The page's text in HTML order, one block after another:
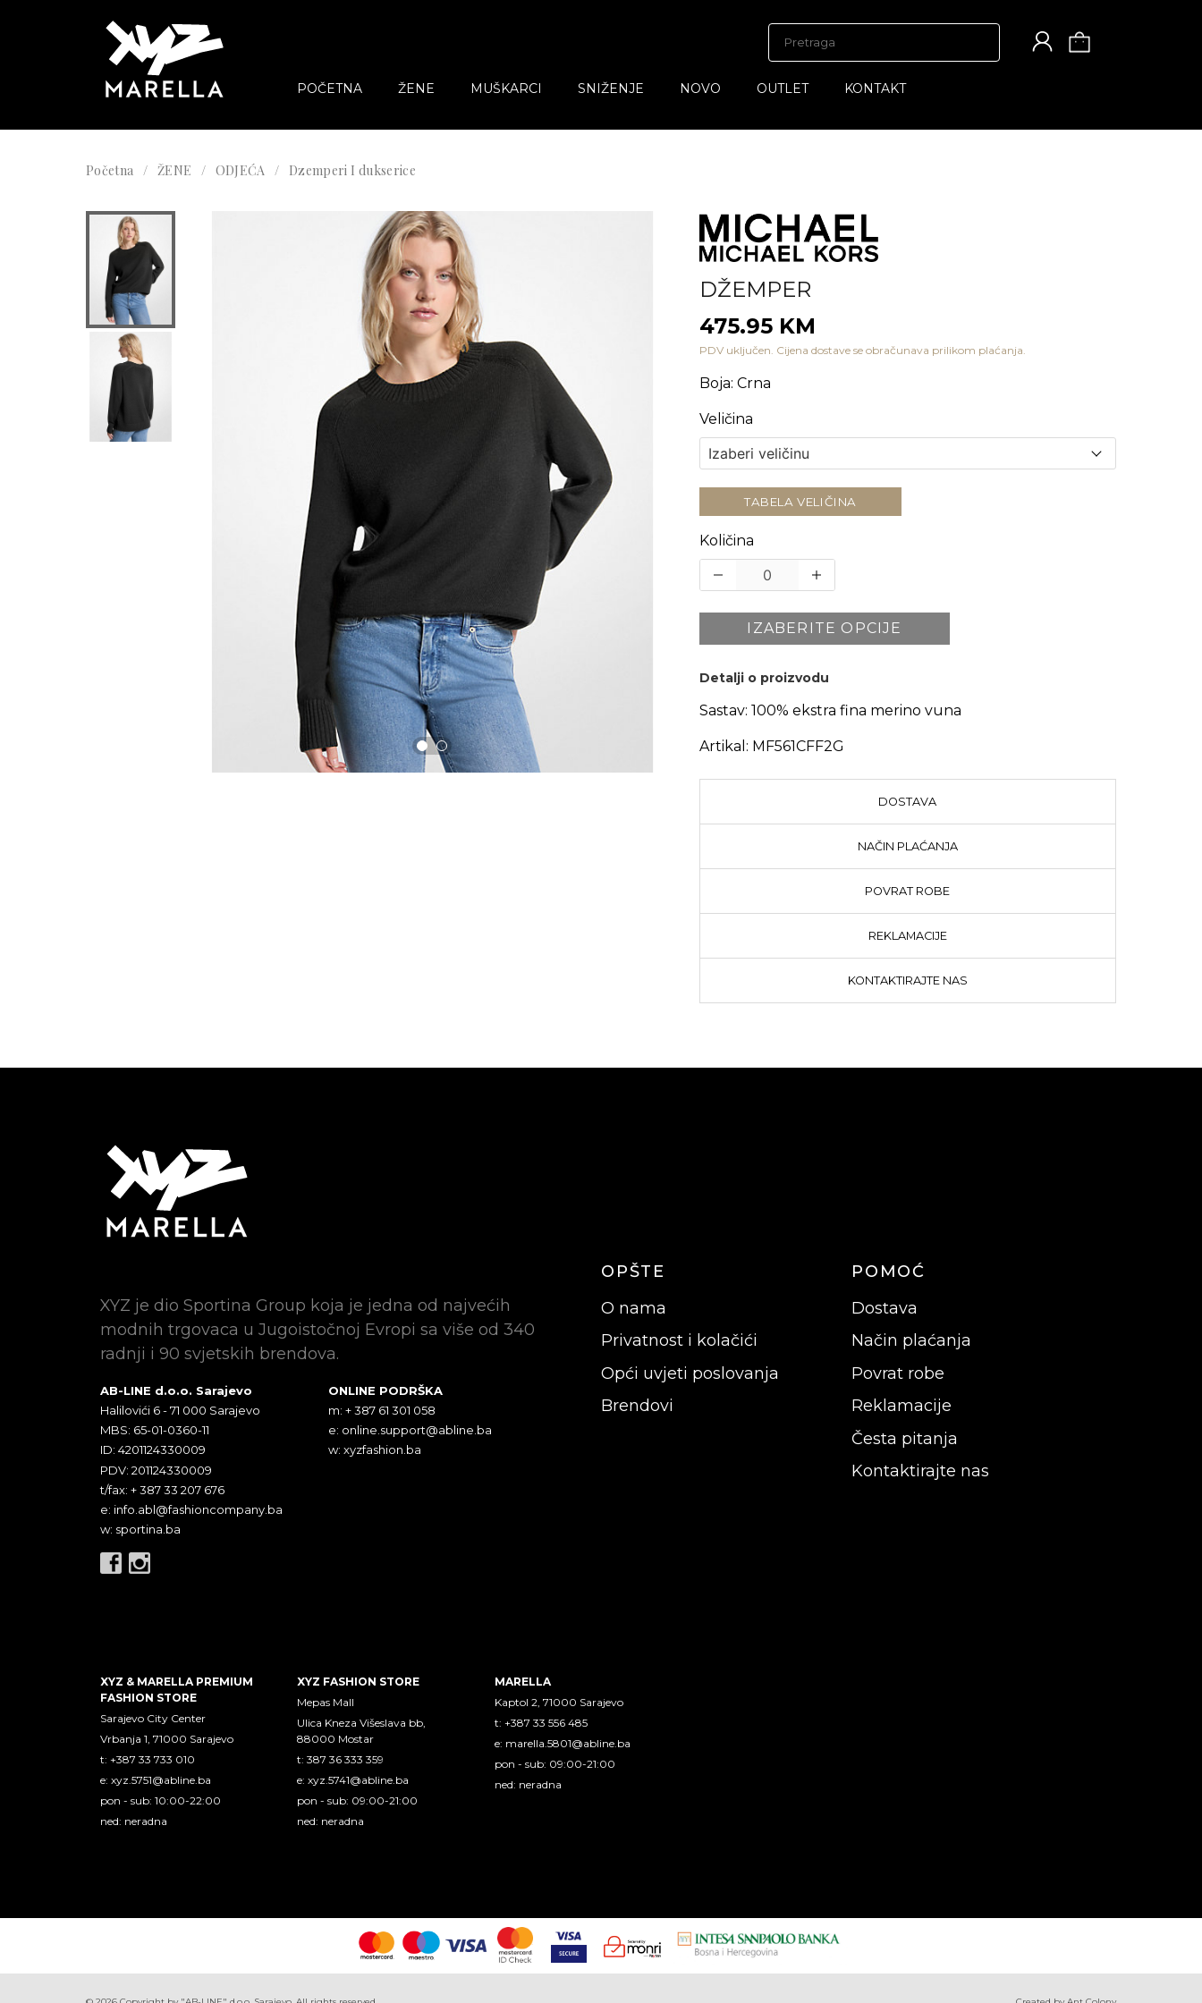
POČETNA ŽENE MUŠKARCI SNIŽENJE NOVO OUTLET KONTAKT
Početna ŽENE ODJEĆA Dzemperi I dukserice
DŽEMPER
475.95 KM
PDV uključen. Cijena dostave se obračunava prilikom plaćanja.
Boja: Crna
Veličina
TABELA VELIČINA
Količina
IZABERITE OPCIJE
Detalji o proizvodu
Sastav: 100% ekstra fina merino vuna
Artikal: MF561CFF2G
DOSTAVA
NAČIN PLAĆANJA
POVRAT ROBE
REKLAMACIJE
KONTAKTIRAJTE NAS
XYZ je dio Sportina Group koja je jedna od najvećih
modnih trgovaca u Jugoistočnoj Evropi sa više od 340
radnji i 90 svjetskih brendova.
AB-LINE d.o.o. Sarajevo
Halilovići 6 - 71 000 Sarajevo
MBS: 65-01-0360-11
ID: 4201124330009
PDV: 201124330009
t/fax: + 387 33 207 676
e: info.abl@fashioncompany.ba
w: sportina.ba
ONLINE PODRŠKA
m: + 387 61 301 058
e: online.support@abline.ba
w: xyzfashion.ba
OPŠTE
O nama
Privatnost i kolačići
Opći uvjeti poslovanja
Brendovi
POMOĆ
Dostava
Način plaćanja
Povrat robe
Reklamacije
Česta pitanja
Kontaktirajte nas
XYZ & MARELLA PREMIUM
FASHION STORE
Sarajevo City Center
Vrbanja 1, 71000 Sarajevo
t: +387 33 733 010
e: xyz.5751@abline.ba
pon - sub: 10:00-22:00
ned: neradna
XYZ FASHION STORE
Mepas Mall
Ulica Kneza Višeslava bb,
88000 Mostar
t: 387 36 333 359
e:xyz.5741@abline.ba
pon - sub: 09:00-21:00
ned: neradna
MARELLA
Kaptol 2, 71000 Sarajevo
t: +387 33 556 485
e: marella.5801@abline.ba
pon - sub: 09:00-21:00
ned: neradna